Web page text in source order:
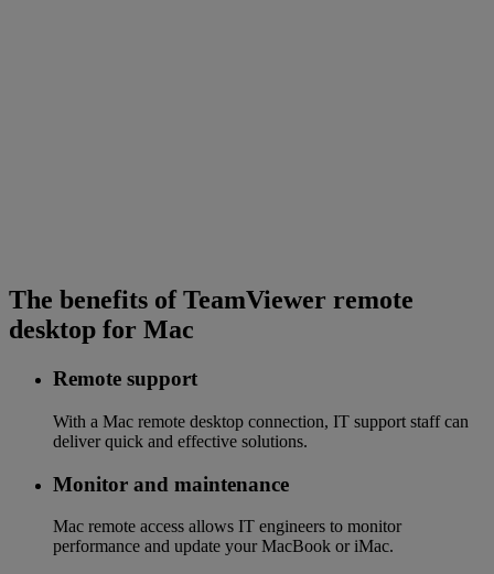
The benefits of TeamViewer remote
desktop for Mac
Remote support
With a Mac remote desktop connection, IT support staff can
deliver quick and effective solutions.
Monitor and maintenance
Mac remote access allows IT engineers to monitor
performance and update your MacBook or iMac.